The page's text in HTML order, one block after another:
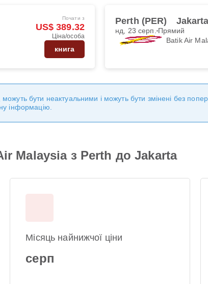
Почати з
US$ 389.32
Ціна/особа
книга
Perth (PER)
нд, 23 серп. Прямий
Batik Air
можуть бути неактуальними і можуть бути змінені без
інформацію.
Malaysia з Perth до Jakarta
Місяць найнижчої ціни
серп